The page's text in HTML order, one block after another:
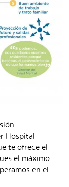
Hospital
te ofrece el
el máximo
en el